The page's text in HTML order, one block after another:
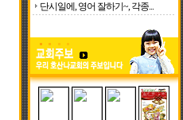
단시일에, 영어 잘하기~, 각종...